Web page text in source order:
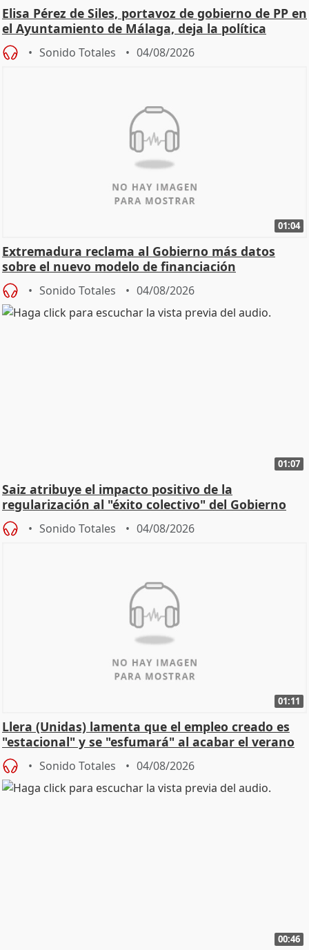
Elisa Pérez de Siles, portavoz de gobierno de PP en
el Ayuntamiento de Málaga, deja la política
Sonido Totales 04/08/2026
01:04
Extremadura reclama al Gobierno más datos
sobre el nuevo modelo de financiación
Sonido Totales 04/08/2026
01:07
Saiz atribuye el impacto positivo de la
regularización al "éxito colectivo" del Gobierno
Sonido Totales 04/08/2026
01:11
Llera (Unidas) lamenta que el empleo creado es
"estacional" y se "esfumará" al acabar el verano
Sonido Totales 04/08/2026
00:46